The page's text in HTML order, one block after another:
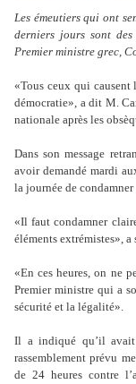
Les émeutiers qui ont
derniers jours sont
Premier ministre grec,
«Tous ceux qui causent
démocratie», a dit M.
nationale après les
Dans son message
avoir demandé mardi
la journée de
«Il faut condamner
éléments extrémistes»,
«En ces heures, on ne
Premier ministre qui a
sécurité et la légalité».
Il a indiqué qu’il avait
rassemblement prévu
de 24 heures contre l’